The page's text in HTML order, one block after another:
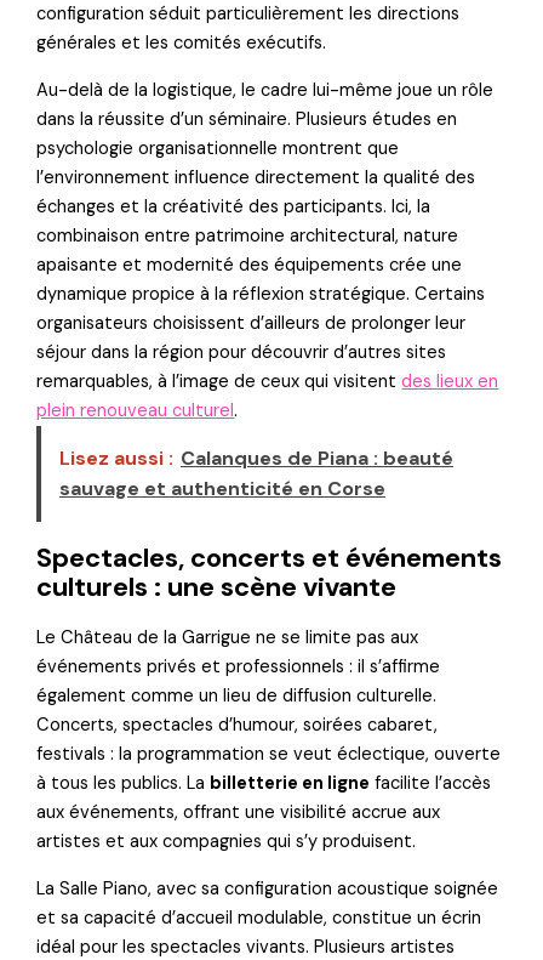
configuration séduit particulièrement les directions
générales et les comités exécutifs.
Au-delà de la logistique, le cadre lui-même joue un rôle
dans la réussite d’un séminaire. Plusieurs études en
psychologie organisationnelle montrent que
l’environnement influence directement la qualité des
échanges et la créativité des participants. Ici, la
combinaison entre patrimoine architectural, nature
apaisante et modernité des équipements crée une
dynamique propice à la réflexion stratégique. Certains
organisateurs choisissent d’ailleurs de prolonger leur
séjour dans la région pour découvrir d’autres sites
remarquables, à l’image de ceux qui visitentdes lieux en
plein renouveau culturel.
Lisez aussi : Calanques de Piana : beauté
sauvage et authenticité en Corse
Spectacles, concerts et événements
culturels : une scène vivante
Le Château de la Garrigue ne se limite pas aux
événements privés et professionnels : il s’affirme
également comme un lieu de diffusion culturelle.
Concerts, spectacles d’humour, soirées cabaret,
festivals : la programmation se veut éclectique, ouverte
à tous les publics. La billetterie en ligne facilite l’accès
aux événements, offrant une visibilité accrue aux
artistes et aux compagnies qui s’y produisent.
La Salle Piano, avec sa configuration acoustique soignée
et sa capacité d’accueil modulable, constitue un écrin
idéal pour les spectacles vivants. Plusieurs artistes